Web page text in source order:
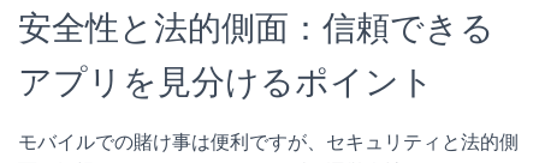
安全性と法的側面：信頼できる
アプリを見分けるポイント
モバイルでの賭け事は便利ですが、セキュリティと法的側